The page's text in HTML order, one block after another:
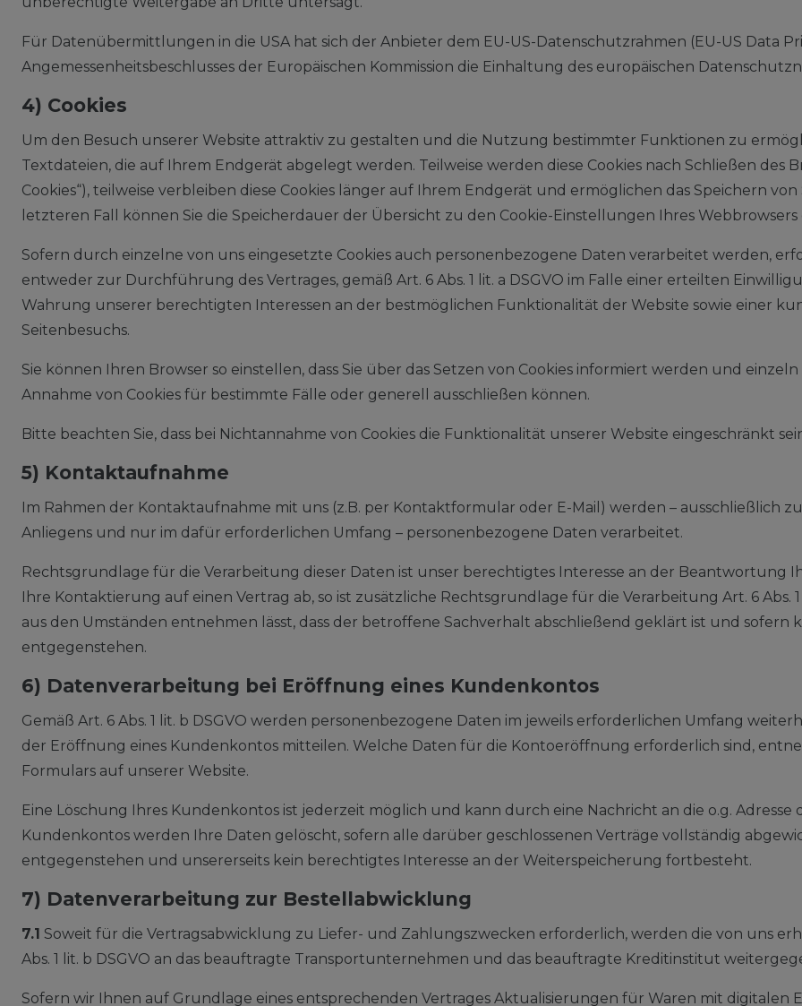
Für Datenübermittlungen in die USA hat sich der Anbieter dem EU-US-Datenschutzrahmen (EU-US Data
Angemessenheitsbeschlusses der Europäischen Kommission die Einhaltung des europäischen
4) Cookies
Um den Besuch unserer Website attraktiv zu gestalten und die Nutzung bestimmter Funktionen zu
Textdateien, die auf Ihrem Endgerät abgelegt werden. Teilweise werden diese Cookies nach Schließen des
Cookies“), teilweise verbleiben diese Cookies länger auf Ihrem Endgerät und ermöglichen das Speichern
letzteren Fall können Sie die Speicherdauer der Übersicht zu den Cookie-Einstellungen Ihres
Sofern durch einzelne von uns eingesetzte Cookies auch personenbezogene Daten verarbeitet werden,
entweder zur Durchführung des Vertrages, gemäß Art. 6 Abs. 1 lit. a DSGVO im Falle einer erteilten
Wahrung unserer berechtigten Interessen an der bestmöglichen Funktionalität der Website sowie einer
Seitenbesuchs.
Sie können Ihren Browser so einstellen, dass Sie über das Setzen von Cookies informiert werden und
Annahme von Cookies für bestimmte Fälle oder generell ausschließen können.
Bitte beachten Sie, dass bei Nichtannahme von Cookies die Funktionalität unserer Website eingeschränkt
5) Kontaktaufnahme
Im Rahmen der Kontaktaufnahme mit uns (z.B. per Kontaktformular oder E-Mail) werden – ausschließlich
Anliegens und nur im dafür erforderlichen Umfang – personenbezogene Daten verarbeitet.
Rechtsgrundlage für die Verarbeitung dieser Daten ist unser berechtigtes Interesse an der Beantwortung
Ihre Kontaktierung auf einen Vertrag ab, so ist zusätzliche Rechtsgrundlage für die Verarbeitung Art. 6 Abs.
aus den Umständen entnehmen lässt, dass der betroffene Sachverhalt abschließend geklärt ist und
entgegenstehen.
6) Datenverarbeitung bei Eröffnung eines Kundenkontos
Gemäß Art. 6 Abs. 1 lit. b DSGVO werden personenbezogene Daten im jeweils erforderlichen Umfang
der Eröffnung eines Kundenkontos mitteilen. Welche Daten für die Kontoeröffnung erforderlich sind,
Formulars auf unserer Website.
Eine Löschung Ihres Kundenkontos ist jederzeit möglich und kann durch eine Nachricht an die o.g.
Kundenkontos werden Ihre Daten gelöscht, sofern alle darüber geschlossenen Verträge vollständig
entgegenstehen und unsererseits kein berechtigtes Interesse an der Weiterspeicherung fortbesteht.
7) Datenverarbeitung zur Bestellabwicklung
7.1 Soweit für die Vertragsabwicklung zu Liefer- und Zahlungszwecken erforderlich, werden die von uns
Abs. 1 lit. b DSGVO an das beauftragte Transportunternehmen und das beauftragte Kreditinstitut
Sofern wir Ihnen auf Grundlage eines entsprechenden Vertrages Aktualisierungen für Waren mit